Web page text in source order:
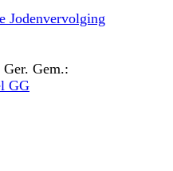
Jodenvervolging
Gem.:
GG